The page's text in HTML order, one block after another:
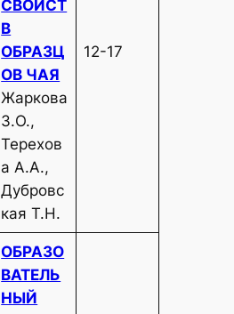
СВОЙСТ
В
ОБРАЗЦ
ОВ ЧАЯ
Жаркова
З.О.,
Терехов
а А.А.,
Дубровс
кая Т.Н.
12-17
ОБРАЗО
ВАТЕЛЬ
НЫЙ